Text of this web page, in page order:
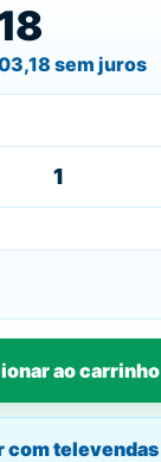
sem juros
ao carrinho
com televendas